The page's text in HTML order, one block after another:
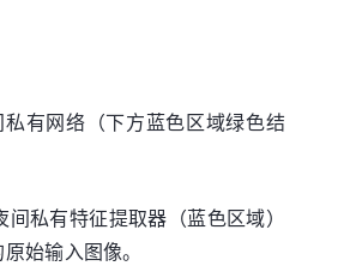
有网络（下方蓝色区域绿色结
私有特征提取器（蓝色区域）
始输入图像。